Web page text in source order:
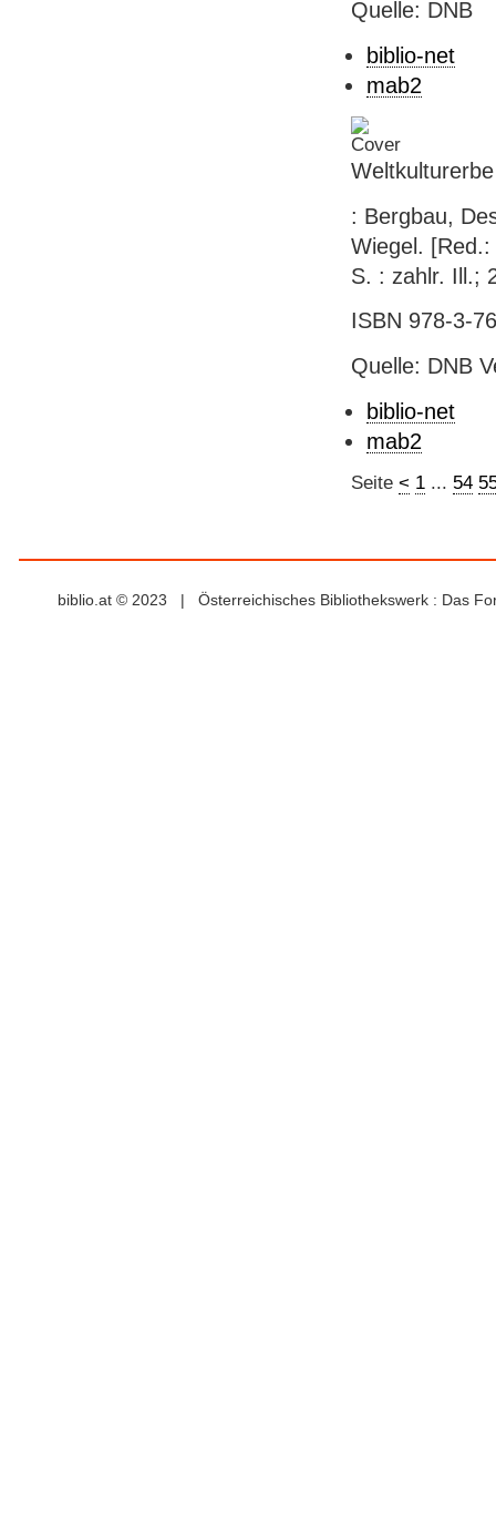
Quelle: DNB
biblio-net
mab2
: Bergbau,
Wiegel.
S. : zahlr. Ill.;
ISBN 978-3-
Quelle: DNB
biblio-net
mab2
Seite < 1... 54
biblio.at © 2023 | Österreichisches Bibliothekswerk : Das